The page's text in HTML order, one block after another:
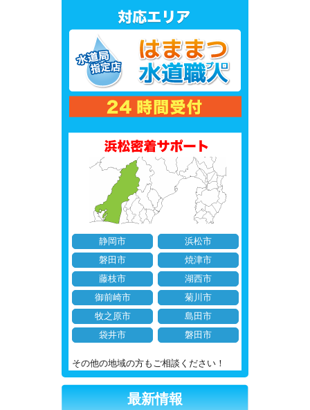
静岡市
浜松市
磐田市
焼津市
藤枝市
湖西市
御前崎市
菊川市
牧之原市
島田市
袋井市
磐田市
その他の地域の方もご相談ください！
最新情報